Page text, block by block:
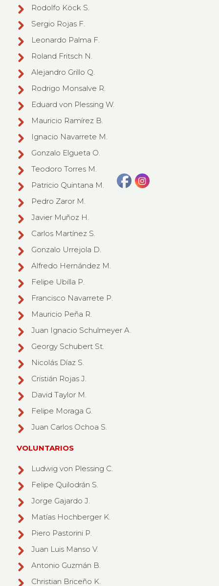
Rodolfo Köck S.
Sergio Rojas F.
Leonardo Palma F.
Roland Fritsch N.
Alejandro Grillo Q.
Rodrigo Monsalve R.
Eduard von Plessing W.
Mauricio Ramírez B.
Ignacio Navarrete M.
Gonzalo Elgueta O.
Teodoro Torres M.
Patricio Quintana M.
Pedro Zaror M.
Javier Muñoz H.
Carlos Martínez S.
Gonzalo Urrejola D.
Alfredo Hernández M.
Felipe Ubilla P.
Francisco Navarrete P.
Mauricio Peña R.
Juan Ignacio Schulmeyer A.
Georgy Schubert St.
Nicolás Díaz S.
Cristián Rojas J.
David Taylor M.
Felipe Moraga G.
Juan Carlos Ochoa S.
VOLUNTARIOS
Ludwig von Plessing C.
Felipe Quilodrán S.
Jorge Gajardo J.
Matías Hochberger K.
Piero Pastorini P.
Juan Luis Manso V.
Antonio Guzmán B.
Christian Briceño K.